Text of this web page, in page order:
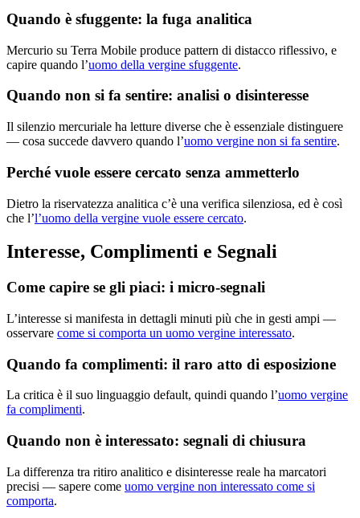
Quando è sfuggente: la fuga analitica
Mercurio su Terra Mobile produce pattern di distacco riflessivo, e
capire quando l’uomo della vergine sfuggente.
Quando non si fa sentire: analisi o disinteresse
Il silenzio mercuriale ha letture diverse che è essenziale distinguere
— cosa succede davvero quando l’uomo vergine non si fa sentire.
Perché vuole essere cercato senza ammetterlo
Dietro la riservatezza analitica c’è una verifica silenziosa, ed è così
che l’l’uomo della vergine vuole essere cercato.
Interesse, Complimenti e Segnali
Come capire se gli piaci: i micro-segnali
L’interesse si manifesta in dettagli minuti più che in gesti ampi —
osservare come si comporta un uomo vergine interessato.
Quando fa complimenti: il raro atto di esposizione
La critica è il suo linguaggio default, quindi quando l’uomo vergine
fa complimenti.
Quando non è interessato: segnali di chiusura
La differenza tra ritiro analitico e disinteresse reale ha marcatori
precisi — sapere come uomo vergine non interessato come si
comporta.